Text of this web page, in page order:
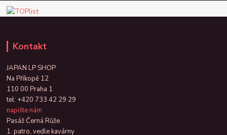
Kontakt
JAPAN LP SHOP
Na Příkopě 12
110 00 Praha 1
tel: +420 733 42 29 29
napište nám
Pasáž Černá Růže
1. patro, vedle kavárny